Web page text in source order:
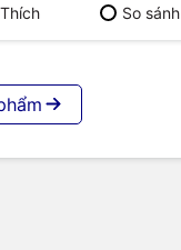
Thích So sánh